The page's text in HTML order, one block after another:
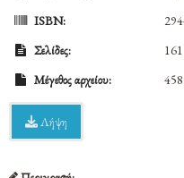
ISBN:
Σελίδες:
161
Μέγεθος αρχείου:
Λήψη